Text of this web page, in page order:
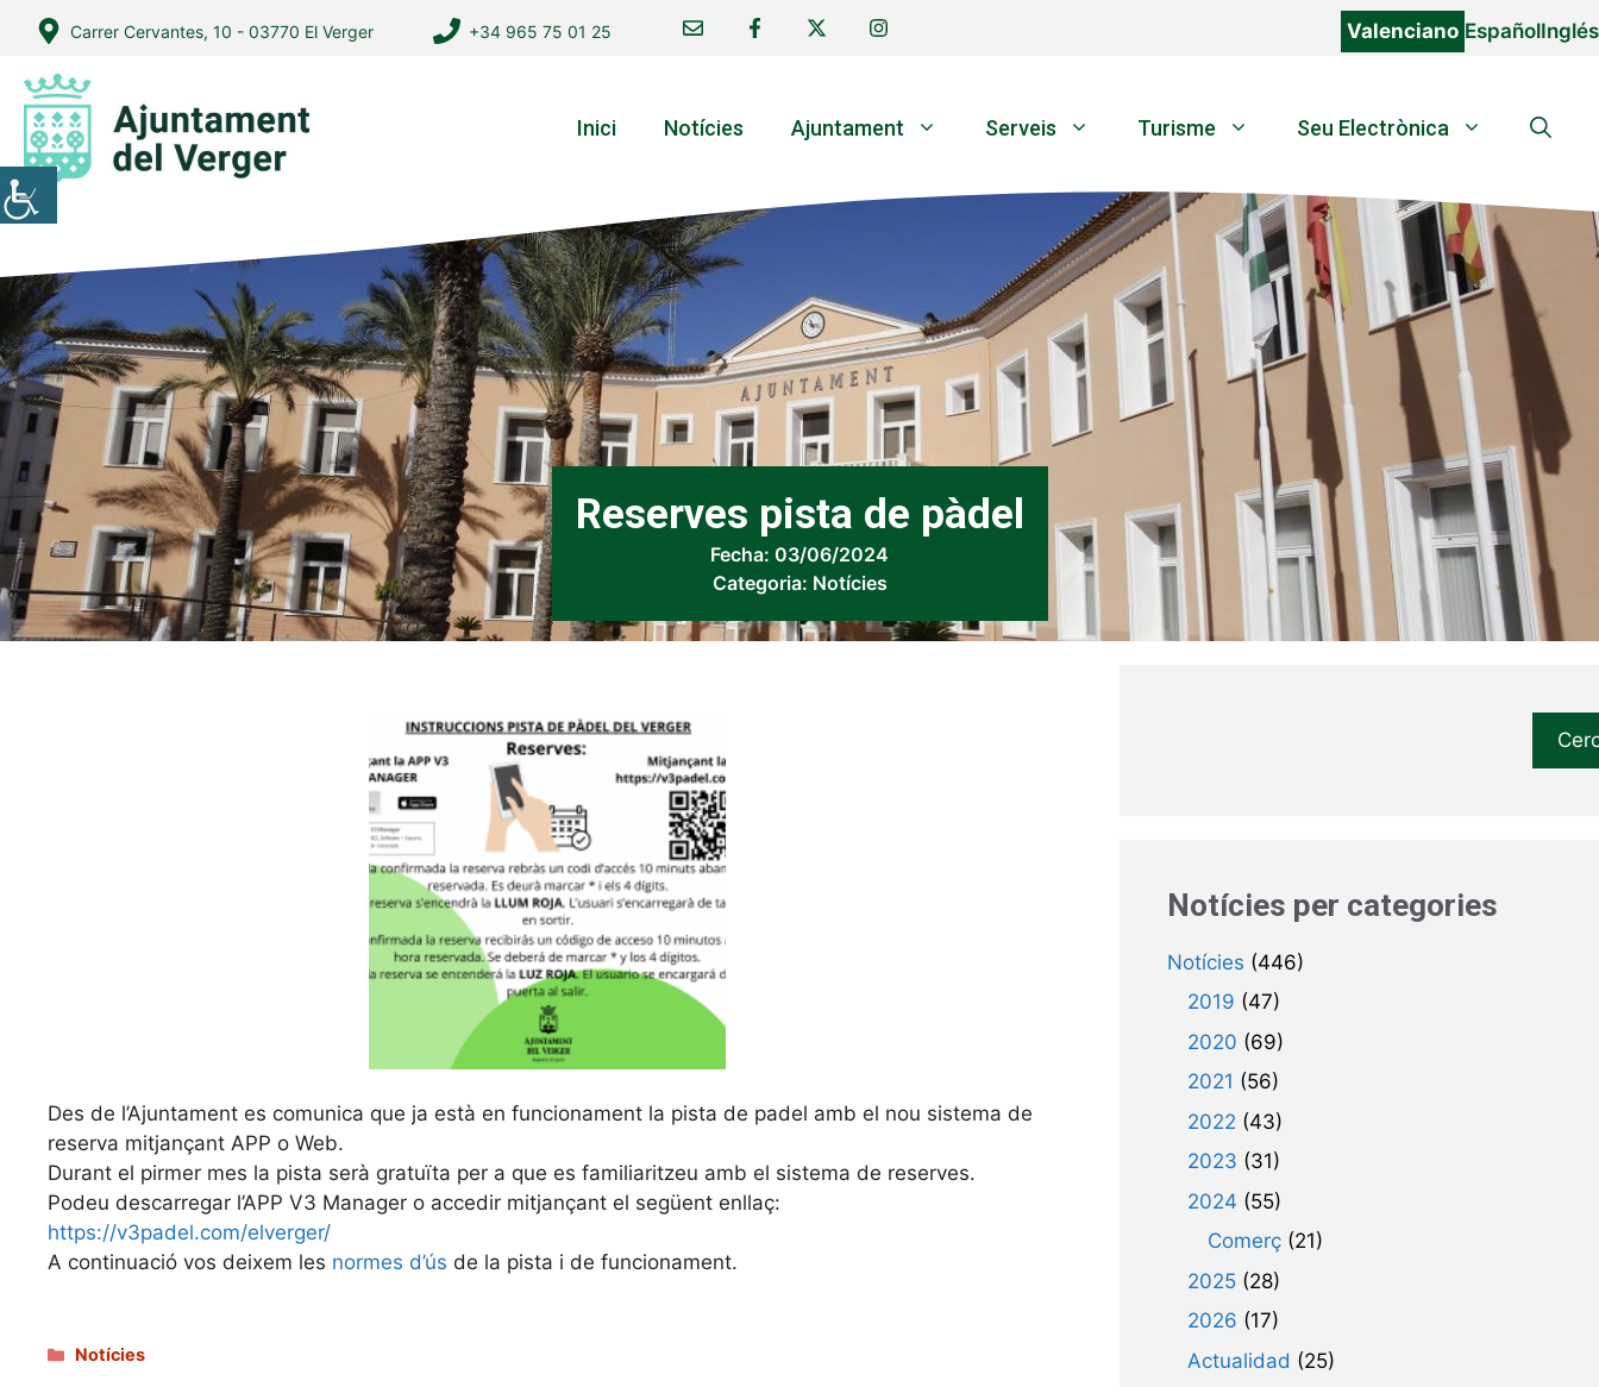
contingut
Carrer Cervantes, 10 - 03770 El Verger +34 965 75 01 25 Valenciano EspañolInglés
Inici Notícies Ajuntament Serveis Turisme Seu Electrònica
Reserves pista de pàdel
Fecha: 03/06/2024
Categoria: Notícies
Des de l’Ajuntament es comunica que ja està en funcionament la pista de padel amb el nou sistema de
reserva mitjançant APP o Web.
Durant el pirmer mes la pista serà gratuïta per a que es familiaritzeu amb el sistema de reserves.
Podeu descarregar l’APP V3 Manager o accedir mitjançant el següent enllaç:
https://v3padel.com/elverger/
A continuació vos deixem les normes d’ús de la pista i de funcionament.
Categories
Notícies
Notícies per categories
Notícies (446)
2019 (47)
2020 (69)
2021 (56)
2022 (43)
2023 (31)
2024 (55)
Comerç(21)
2025(28)
2026 (17)
Actualidad (25)